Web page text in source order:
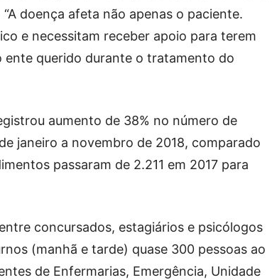
doença afeta não apenas o paciente.
e necessitam receber apoio para terem
ente querido durante o tratamento do
aumento de 38% no número de
janeiro a novembro de 2018, comparado
passaram de 2.211 em 2017 para
concursados, estagiários e psicólogos
(manhã e tarde) quase 300 pessoas ao
de Enfermarias, Emergência, Unidade